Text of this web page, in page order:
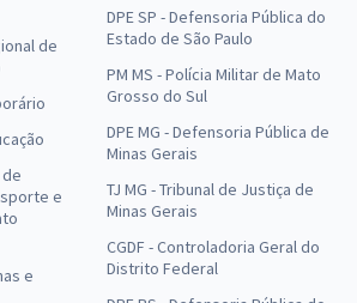
de
de
e
e
DPE SP - Defensoria Pública do
Estado de São Paulo
PM MS - Polícia Militar de Mato
Grosso do Sul
DPE MG - Defensoria Pública de
Minas Gerais
TJ MG - Tribunal de Justiça de
Minas Gerais
CGDF - Controladoria Geral do
Distrito Federal